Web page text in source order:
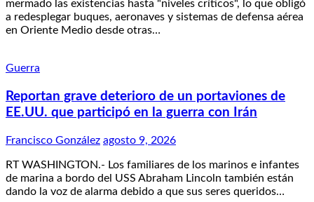
mermado las existencias hasta "niveles críticos", lo que obligó
a redesplegar buques, aeronaves y sistemas de defensa aérea
en Oriente Medio desde otras…
Guerra
Reportan grave deterioro de un portaviones de
EE.UU. que participó en la guerra con Irán
Francisco González agosto 9, 2026
RT WASHINGTON.- Los familiares de los marinos e infantes
de marina a bordo del USS Abraham Lincoln también están
dando la voz de alarma debido a que sus seres queridos…